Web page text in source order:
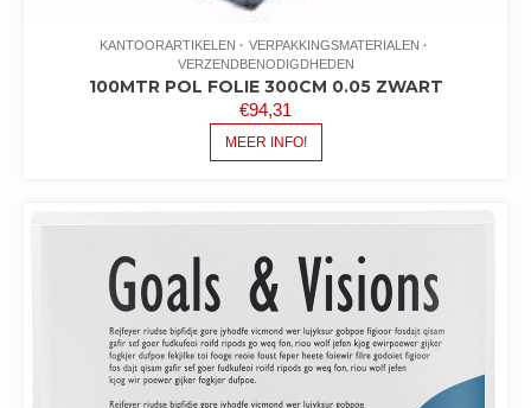
KANTOORARTIKELEN
VERPAKKINGSMATERIALEN
VERZENDBENODIGDHEDEN
100MTR POL FOLIE 300CM 0.05 ZWART
€94,31
MEER INFO!